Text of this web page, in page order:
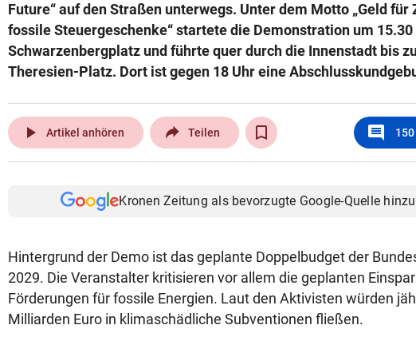
Future“ auf den Straßen unterwegs. Unter dem Motto „Geld
fossile Steuergeschenke“ startete die Demonstration um 15.30
Schwarzenbergplatz und führte quer durch die Innenstadt bis
Theresien-Platz. Dort ist gegen 18 Uhr eine
play_arrow Artikel anhören Teilen comment 150
Kronen Zeitung als bevorzugte Google-Quelle
Hintergrund der Demo ist das geplante Doppelbudget der
2029. Die Veranstalter kritisieren vor allem die geplanten
Förderungen für fossile Energien. Laut den Aktivisten würden
Milliarden Euro in klimaschädliche Subventionen fließen.